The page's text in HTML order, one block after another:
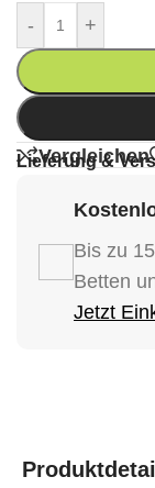
-
+
Vergleichen
Lieferung &
Bis zu
Betten
Jetzt